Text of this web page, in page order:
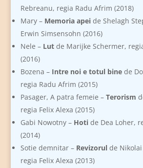
Rebreanu, regia Radu Afrim (2018)
Mary – Memoria apei de Shelagh
Erwin Simsensohn (2016)
Nele – Lut de Marijke Schermer,
(2016)
Bozena – Intre noi e totul bine de
regia Radu Afrim (2015)
Pasager, A patra femeie –Terorism
regia Felix Alexa (2015)
Gabi Nowotny – Hoti de Dea Loher,
(2014)
Sotie demnitar – Revizorul de
regia Felix Alexa (2013)